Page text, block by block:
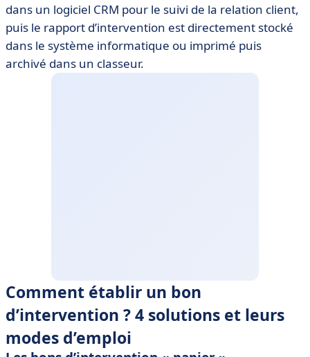
dans un logiciel CRM pour le suivi de la relation client,
puis le rapport d’intervention est directement stocké
dans le système informatique ou imprimé puis
archivé dans un classeur.
Comment établir un bon
d’intervention ? 4 solutions et leurs
modes d’emploi